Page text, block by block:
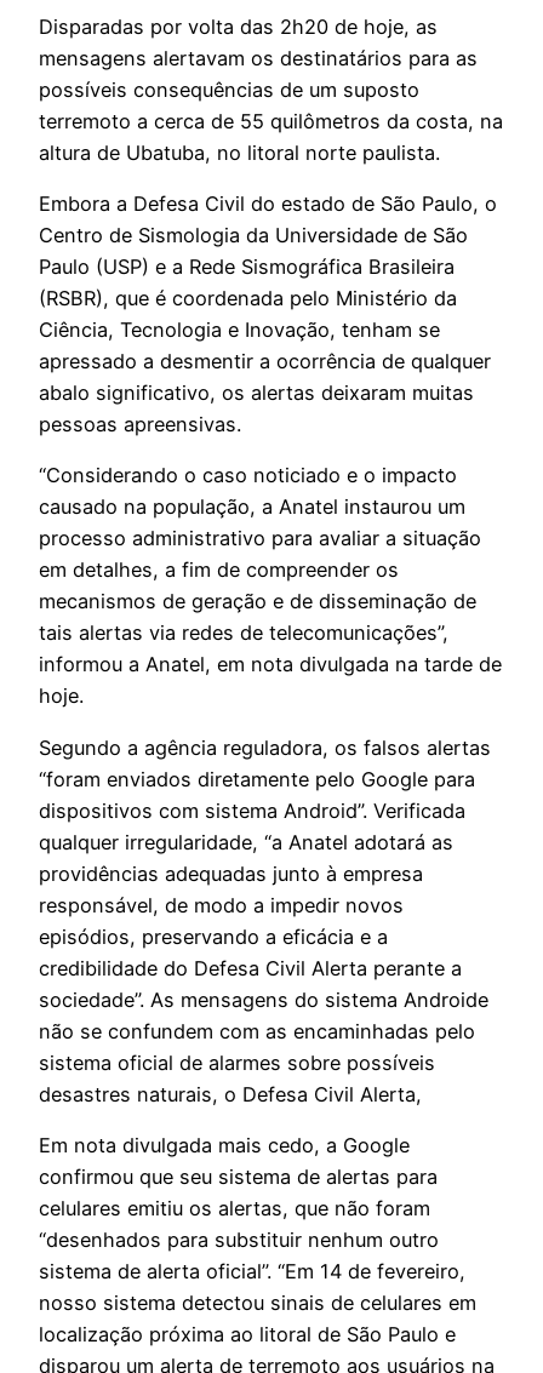
Disparadas por volta das 2h20 de hoje, as
mensagens alertavam os destinatários para as
possíveis consequências de um suposto
terremoto a cerca de 55 quilômetros da costa, na
altura de Ubatuba, no litoral norte paulista.
Embora a Defesa Civil do estado de São Paulo, o
Centro de Sismologia da Universidade de São
Paulo (USP) e a Rede Sismográfica Brasileira
(RSBR), que é coordenada pelo Ministério da
Ciência, Tecnologia e Inovação, tenham se
apressado a desmentir a ocorrência de qualquer
abalo significativo, os alertas deixaram muitas
pessoas apreensivas.
“Considerando o caso noticiado e o impacto
causado na população, a Anatel instaurou um
processo administrativo para avaliar a situação
em detalhes, a fim de compreender os
mecanismos de geração e de disseminação de
tais alertas via redes de telecomunicações”,
informou a Anatel, em nota divulgada na tarde de
hoje.
Segundo a agência reguladora, os falsos alertas
“foram enviados diretamente pelo Google para
dispositivos com sistema Android”. Verificada
qualquer irregularidade, “a Anatel adotará as
providências adequadas junto à empresa
responsável, de modo a impedir novos
episódios, preservando a eficácia e a
credibilidade do Defesa Civil Alerta perante a
sociedade”. As mensagens do sistema Androide
não se confundem com as encaminhadas pelo
sistema oficial de alarmes sobre possíveis
desastres naturais, o Defesa Civil Alerta,
Em nota divulgada mais cedo, a Google
confirmou que seu sistema de alertas para
celulares emitiu os alertas, que não foram
“desenhados para substituir nenhum outro
sistema de alerta oficial”. “Em 14 de fevereiro,
nosso sistema detectou sinais de celulares em
localização próxima ao litoral de São Paulo e
disparou um alerta de terremoto aos usuários na